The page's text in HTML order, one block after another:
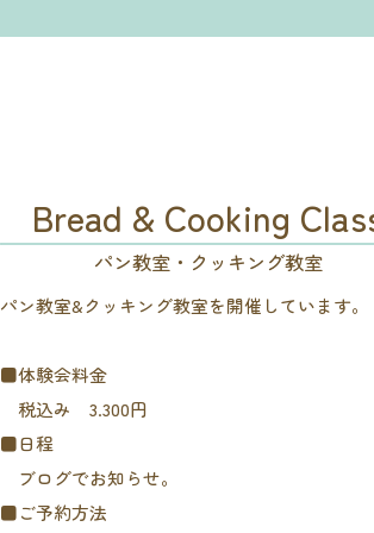
Bread & Cooking
パン教室・クッキング教室
パン教室&クッキング教室を開催しています。
■体験会料金
税込み 3.300円
■日程
ブログでお知らせ。
■ご予約方法